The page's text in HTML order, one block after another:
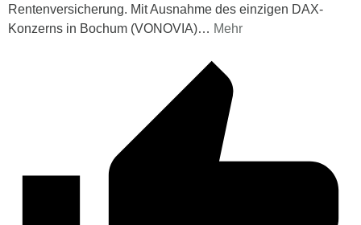
Rentenversicherung. Mit Ausnahme des einzigen DAX-
Konzerns in Bochum (VONOVIA)… Mehr